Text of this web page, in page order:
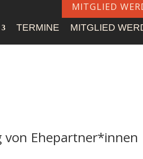
MITGLIED
TERMINE MITGLIED
Ehepartner*innen